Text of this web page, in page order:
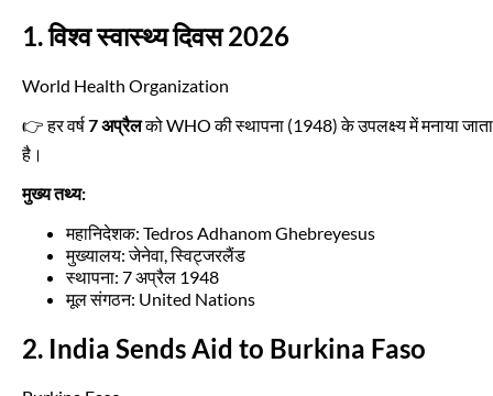
1. विश्व स्वास्थ्य दिवस 2026
World Health Organization
👉 हर वर्ष7 अप्रैलको WHO की स्थापना (1948) के उपलक्ष्य में मनाया जाता
है।
मुख्य तथ्य:
महानिदेशक: Tedros Adhanom Ghebreyesus
मुख्यालय: जेनेवा, स्विट्जरलैंड
स्थापना: 7 अप्रैल 1948
मूल संगठन: United Nations
2. India Sends Aid to Burkina Faso